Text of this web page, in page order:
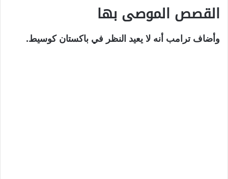
القصص الموصى بها
قائمة
نهاية
وأضاف ترامب أنه لا يعيد النظر في باكستان كوسيط.